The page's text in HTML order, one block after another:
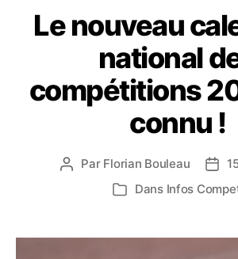
Le nouveau
national
compétitions
connu !
Auteur
Par Florian Bouleau
Date
Catégories
Dans Infos